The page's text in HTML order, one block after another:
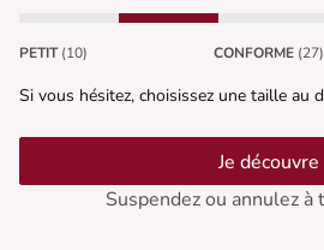
PETIT (10) CONFORME (27)
Si vous hésitez, choisissez une taille au
Je découvre
Suspendez ou annulez